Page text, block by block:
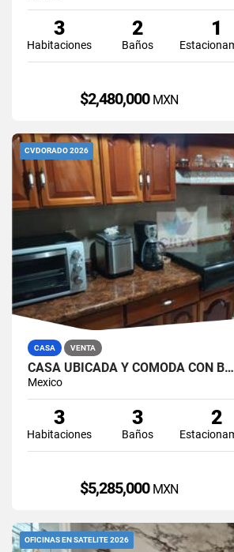
3
Habitaciones
2
Baños
1
$2,480,000 MXN
CVDORADO 2026
CASA VENTA
CASA UBICADA Y CÓMODA CON B…
Mexico
3
Habitaciones
3
Baños
2
$5,285,000 MXN
OFICINAS EN SATELITE 2026